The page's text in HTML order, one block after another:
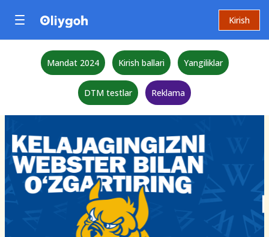
Kirish
Mandat 2024 Kirish ballari Yangiliklar
DTM testlar Reklama